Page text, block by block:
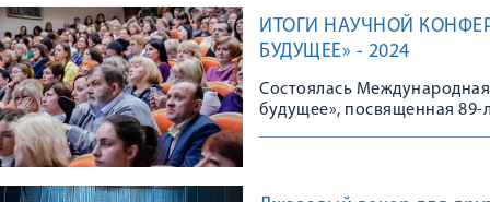
ИТОГИ НАУЧНОЙ
БУДУЩЕЕ» - 2024
Состоялась
будущее», посвященная 89-